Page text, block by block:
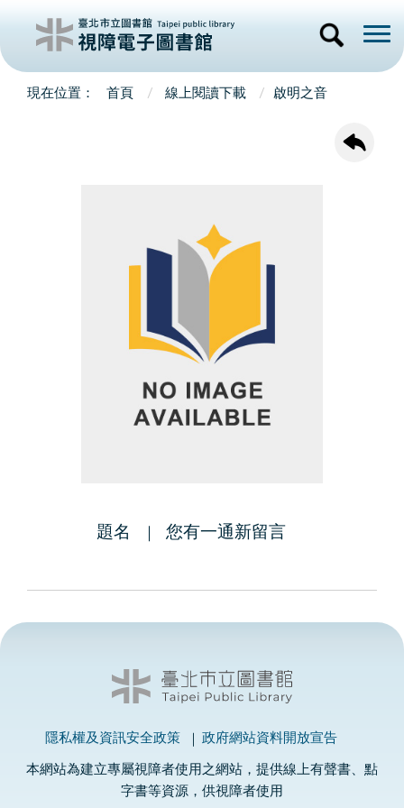
首頁 線上閱讀下載 啟明之音
題名 您有一通新留言
隱私權及資訊安全政策 政府網站資料開放宣告
本網站為建立專屬視障者使用之網站，提供線上有聲書、點
字書等資源，供視障者使用